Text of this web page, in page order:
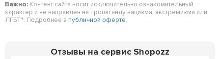
Важно: Контент сайта носит исключительно ознакомительный
характер и не направлен на пропаганду нацизма, экстремизма или
ЛГБТ*. Подробнее в публичной оферте.
Отзывы на сервис Shopozz